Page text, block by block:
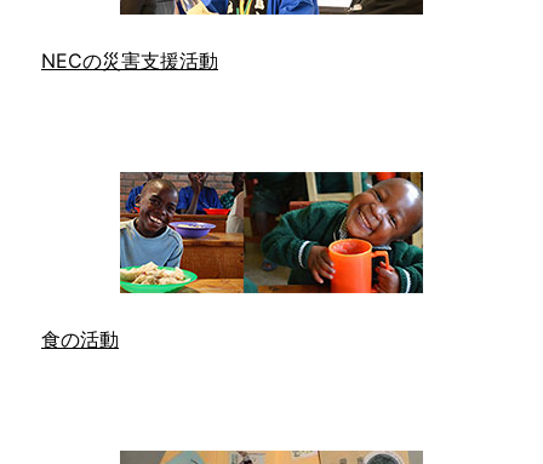
NECの災害支援活動
食の活動